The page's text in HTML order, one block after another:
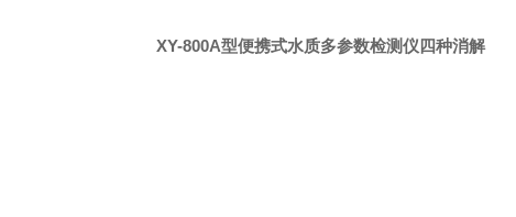
XY-800A型便携式水质多参数检测仪四种消解